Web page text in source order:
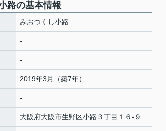
路の基本情報
みおつくし小路
-
-
2019年3月（築7年）
-
大阪府大阪市生野区小路 ３丁目１６-９